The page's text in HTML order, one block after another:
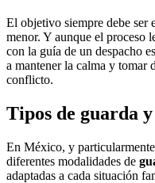
El objetivo siempre debe ser
menor. Y aunque el proceso
con la guía de un despacho
a mantener la calma y tomar
conflicto.
Tipos de guarda
En México, y
diferentes modalidades de
adaptadas a cada situación